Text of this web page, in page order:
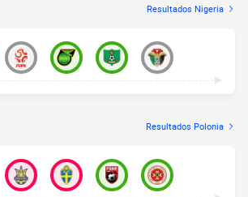
Resultados Nigeria
Resultados Polonia